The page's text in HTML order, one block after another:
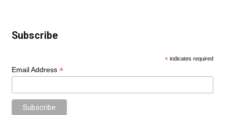
Subscribe
* indicates required
Email Address *